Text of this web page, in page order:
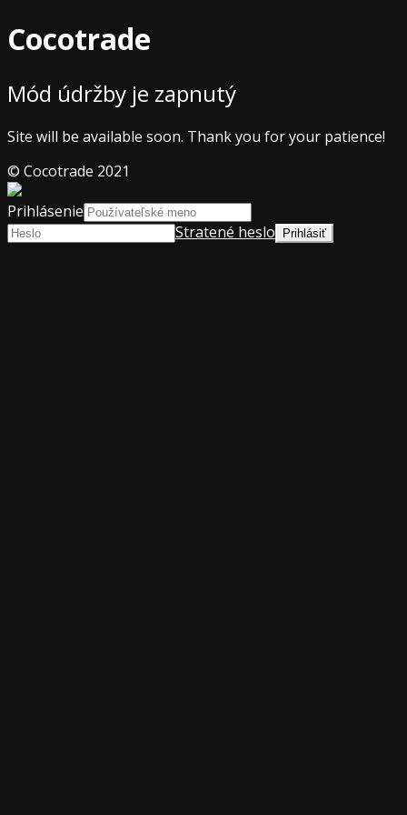
Cocotrade
Mód údržby je zapnutý
Site will be available soon. Thank you for your patience!
© Cocotrade 2021
Prihlásenie
Stratené heslo